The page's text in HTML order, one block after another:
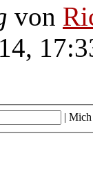
von
| Mich